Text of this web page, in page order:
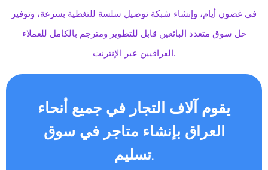
في غضون أيام، وإنشاء شبكة توصيل سلسة للتغطية بسرعة، وتوفير
حل سوق متعدد البائعين قابل للتطوير ومترجم بالكامل للعملاء
العراقيين عبر الإنترنت.
يقوم آلاف التجار في جميع أنحاء
العراق بإنشاء متاجر في سوق
تسليم.